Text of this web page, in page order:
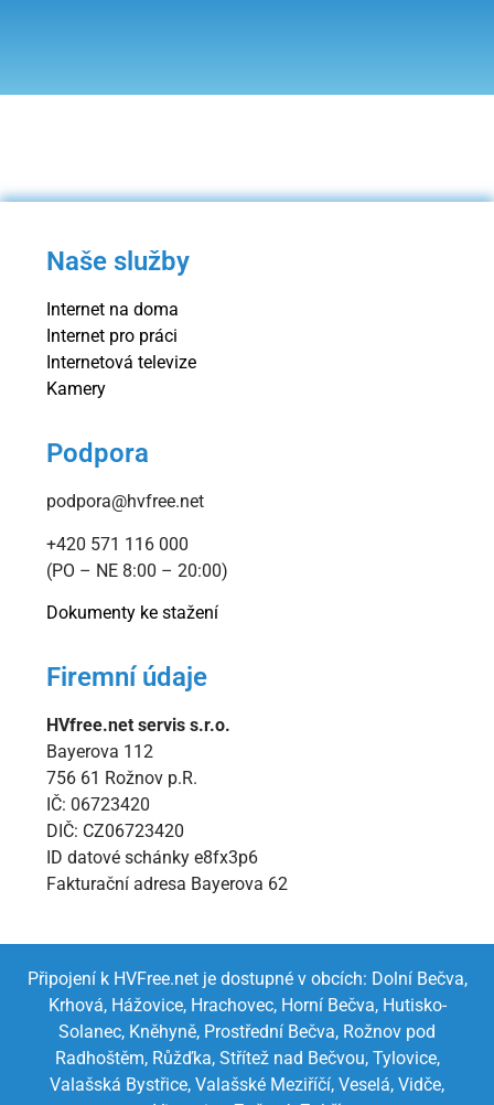
Naše služby
Internet na doma
Internet pro práci
Internetová televize
Kamery
Podpora
podpora@hvfree.net
+420 571 116 000
(PO – NE 8:00 – 20:00)
Dokumenty ke stažení
Firemní údaje
HVfree.net servis s.r.o.
Bayerova 112
756 61 Rožnov p.R.
IČ: 06723420
DIČ: CZ06723420
ID datové schánky e8fx3p6
Fakturační adresa Bayerova 62
Připojení k HVFree.net je dostupné v obcích: Dolní Bečva,
Krhová, Hážovice, Hrachovec, Horní Bečva, Hutisko-
Solanec, Kněhyně, Prostřední Bečva, Rožnov pod
Radhoštěm, Růžďka, Střítež nad Bečvou, Tylovice,
Valašská Bystřice, Valašské Meziříčí, Veselá, Vidče,